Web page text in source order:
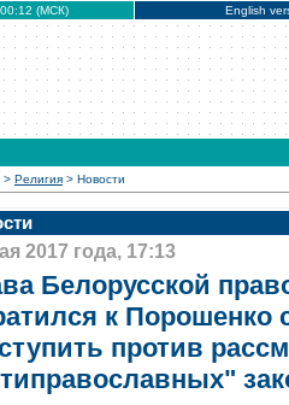
(МСК) English
> Религия > Новости
2017 года, 17:13
Белорусской
к Порошенко
против